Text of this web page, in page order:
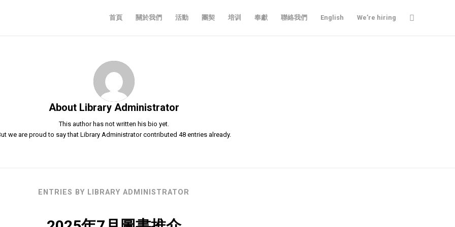
首頁 關於我們 活動 團契 培训 奉獻 聯絡我們 English We’re hiring
About Library Administrator
This author has not written his bio yet.
we are proud to say that Library Administratorcontributed 48 entries already.
ENTRIES BY LIBRARY ADMINISTRATOR